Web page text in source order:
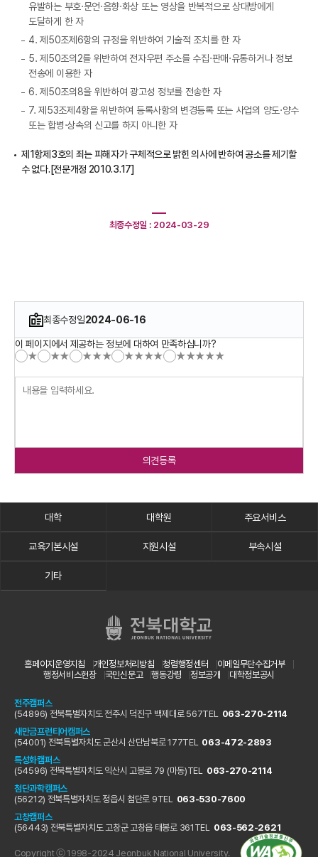
유발하는 부호·문언·음향·화상 또는 영상을 반복적으로 상대방에게
도달하게 한 자
4. 제50조제6항의 규정을 위반하여 기술적 조치를 한 자
5. 제50조의2를 위반하여 전자우편 주소를 수집·판매·유통하거나 정보
전송에 이용한 자
6. 제50조의8을 위반하여 광고성 정보를 전송한 자
7. 제53조제4항을 위반하여 등록사항의 변경등록 또는 사업의 양도·양수
또는 합병·상속의 신고를 하지 아니한 자
제1항제3호의 죄는 피해자가 구체적으로 밝힌 의사에 반하여 공소를 제기할
수 없다.[전문개정 2010.3.17]
최종수정일 : 2024-03-29
최종수정일2024-06-16
이 페이지에서 제공하는 정보에 대하여 만족하십니까?
★
★★ ★★★ ★★★★ ★★★★★
의견등록
대학 대학원 주요서비스
교육기본시설 지원시설 부속시설
기타
홈페이지운영지침 개인정보처리방침 청렴행정센터
이메일무단수집거부
행정서비스헌장
국민신문고 행동강령 정보공개 대학정보공시
전주캠퍼스
(54896) 전북특별자치도 전주시 덕진구 백제대로 567TEL 063-270-2114
새만금프런티어캠퍼스
(54001) 전북특별자치도 군산시 산단남북로 177TEL 063-472-2893
특성화캠퍼스
(54596) 전북특별자치도 익산시 고봉로 79 (마동)TEL 063-270-2114
첨단과학캠퍼스
(56212) 전북특별자치도 정읍시 첨단로 9TEL 063-530-7600
고창캠퍼스
(56443) 전북특별자치도 고창군 고창읍 태봉로 361 TEL 063-562-2621
Copyright ⓒ 1998-2024 Jeonbuk National University.